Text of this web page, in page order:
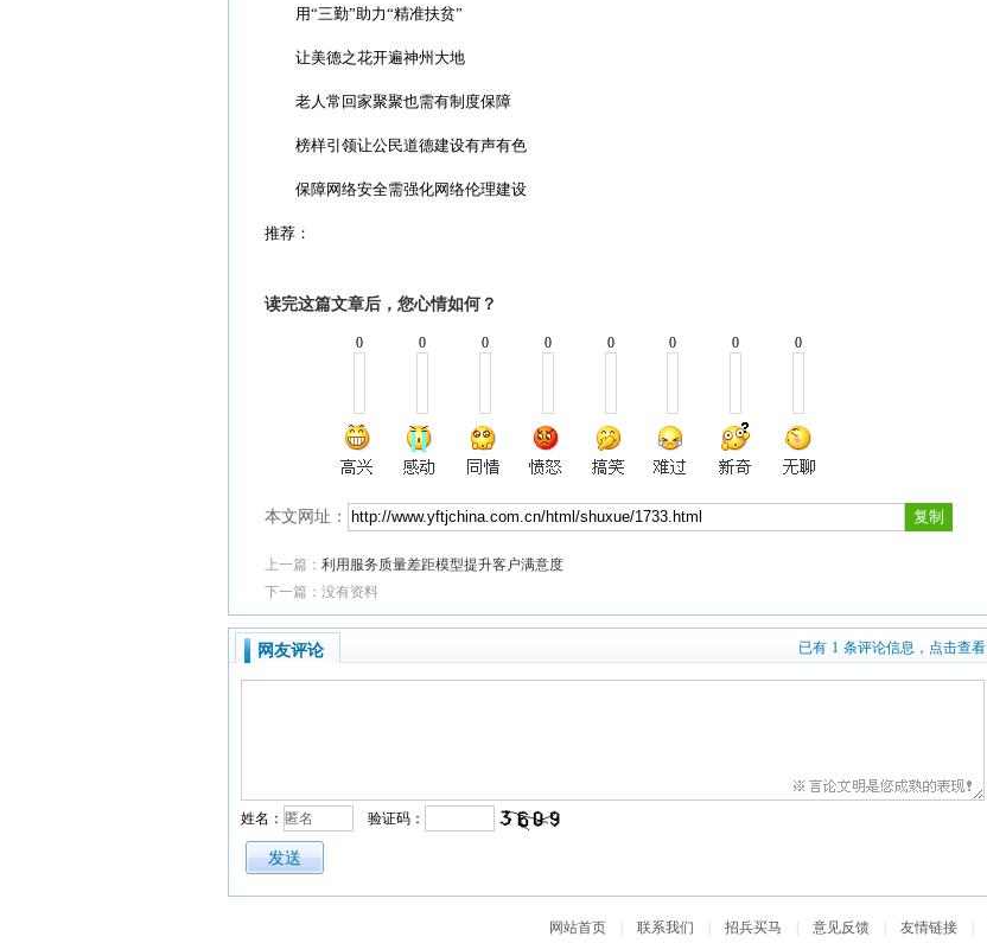
用“三勤”助力“精准扶贫”
让美德之花开遍神州大地
老人常回家聚聚也需有制度保障
榜样引领让公民道德建设有声有色
保障网络安全需强化网络伦理建设
推荐：
读完这篇文章后，您心情如何？
0 0 0 0 0 0 0 0
本文网址：
上一篇： 利用服务质量差距模型提升客户满意度
下一篇：没有资料
已有 1 条评论信息，点击查看
网友评论
姓名： 验证码：
网站首页 联系我们 招兵买马 意见反馈 友情链接